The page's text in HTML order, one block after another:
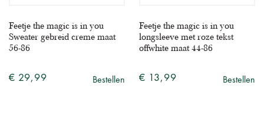
Feetje the magic is in you
Sweater gebreid creme maat
56-86
€ 29,99 Bestellen
Feetje the magic is in you
longsleeve met roze tekst
offwhite maat 44-86
€ 13,99 Bestellen